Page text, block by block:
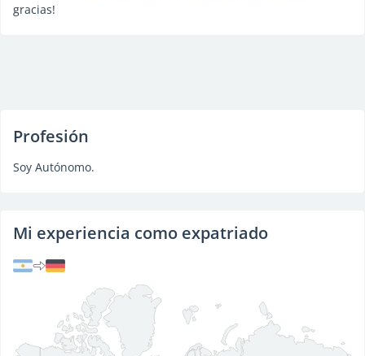
gracias!
Profesión
Soy Autónomo.
Mi experiencia como expatriado